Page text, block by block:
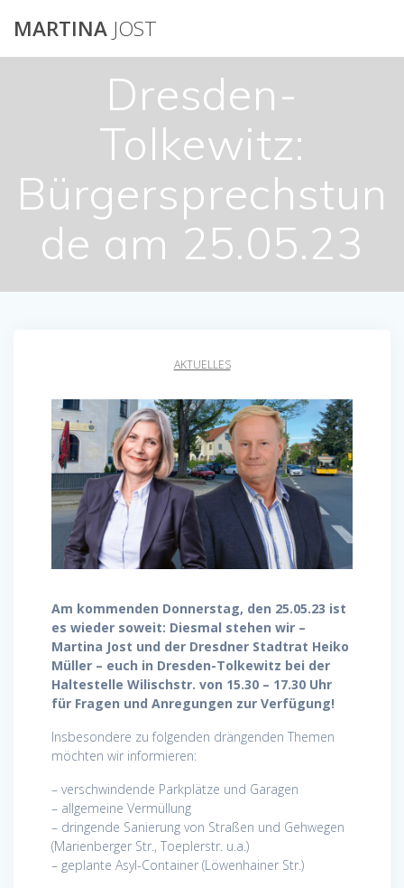
MARTINA JOST
Dresden-
Tolkewitz:
Bürgersprechstun
de am 25.05.23
AKTUELLES
Am kommenden Donnerstag, den 25.05.23 ist
es wieder soweit: Diesmal stehen wir –
Martina Jost und der Dresdner Stadtrat Heiko
Müller – euch in Dresden-Tolkewitz bei der
Haltestelle Wilischstr. von 15.30 – 17.30 Uhr
für Fragen und Anregungen zur Verfügung!
Insbesondere zu folgenden drängenden Themen
möchten wir informieren:
– verschwindende Parkplätze und Garagen
– allgemeine Vermüllung
– dringende Sanierung von Straßen und Gehwegen
(Marienberger Str., Toeplerstr. u.a.)
– geplante Asyl-Container (Löwenhainer Str.)